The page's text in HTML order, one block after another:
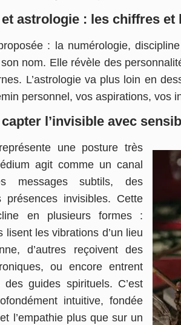
astrologie : les chiffres et
: la numérologie,
nom. Elle révèle des
L’astrologie va plus loin en
personnel, vos aspirations, vos
l’invisible avec
une posture très
agit comme un canal
messages subtils, des
présences invisibles. Cette
en plusieurs formes :
lisent les vibrations d’un lieu
d’autres reçoivent des
ou encore entrent
guides spirituels. C’est
intuitive, fondée
l’empathie plus que sur un